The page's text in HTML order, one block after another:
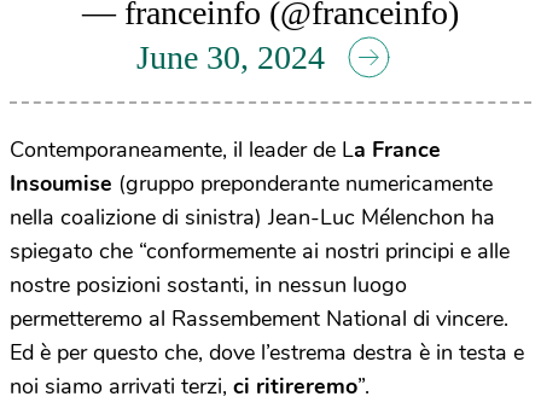
— franceinfo (@franceinfo)
June 30, 2024
Contemporaneamente, il leader de La France
Insoumise (gruppo preponderante numericamente
nella coalizione di sinistra) Jean-Luc Mélenchon ha
spiegato che “conformemente ai nostri principi e alle
nostre posizioni sostanti, in nessun luogo
permetteremo al Rassembement National di vincere.
Ed è per questo che, dove l’estrema destra è in testa e
noi siamo arrivati terzi, ci ritireremo”.